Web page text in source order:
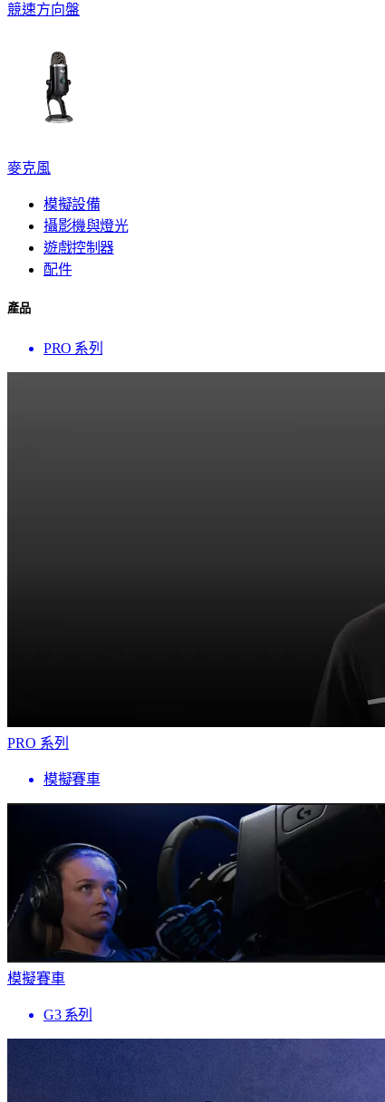
競速方向盤
麥克風
模擬設備
攝影機與燈光
遊戲控制器
配件
產品
PRO 系列
PRO 系列
模擬賽車
模擬賽車
G3 系列